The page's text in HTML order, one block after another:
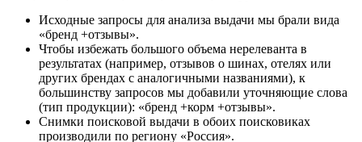
Исходные запросы для анализа выдачи мы брали вида
«бренд +отзывы».
Чтобы избежать большого объема нерелеванта в
результатах (например, отзывов о шинах, отелях или
других брендах с аналогичными названиями), к
большинству запросов мы добавили уточняющие слова
(тип продукции): «бренд +корм +отзывы».
Снимки поисковой выдачи в обоих поисковиках
производили по региону «Россия».